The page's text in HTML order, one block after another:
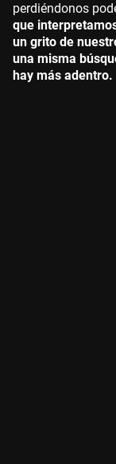
perdiéndonos
que
un grito de
una misma
hay más adentro.